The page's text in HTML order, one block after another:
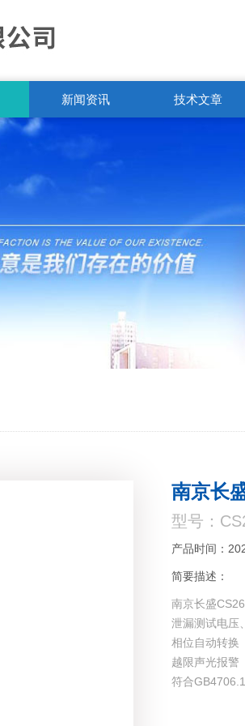
新闻资讯 技术文章
南京长
型号：
产品时间：
简要描述：
南京长盛
泄漏测试电压
相位自动转换
越限声光报警
符合